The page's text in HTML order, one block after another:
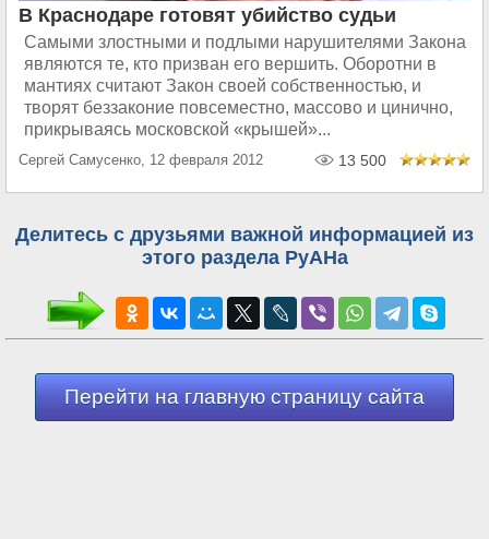
В Краснодаре готовят убийство судьи
Самыми злостными и подлыми нарушителями Закона
являются те, кто призван его вершить. Оборотни в
мантиях считают Закон своей собственностью, и
творят беззаконие повсеместно, массово и цинично,
прикрываясь московской «крышей»...
Сергей Самусенко, 12 февраля 2012 13 500
Делитесь с друзьями важной информацией из
этого раздела РуАНа
Перейти на главную страницу сайта